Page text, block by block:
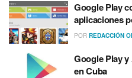
Google Play
aplicaciones
POR REDACCIÓN
Google Play
en Cuba